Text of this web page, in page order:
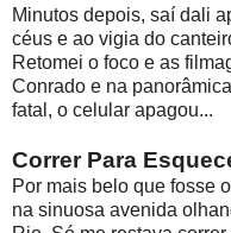
Minutos depois, saí dali
céus e ao vigia do
Retomei o foco e as
Conrado e na
fatal, o celular apagou...
Correr Para
Por mais belo que fosse
na sinuosa avenida